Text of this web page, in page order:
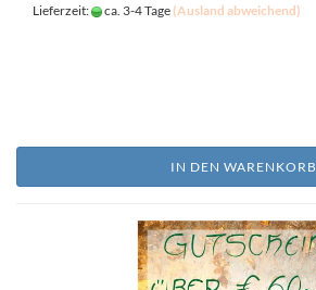
Lieferzeit: ca. 3-4 Tage(Ausland abweichend)
IN DEN WARENKORB